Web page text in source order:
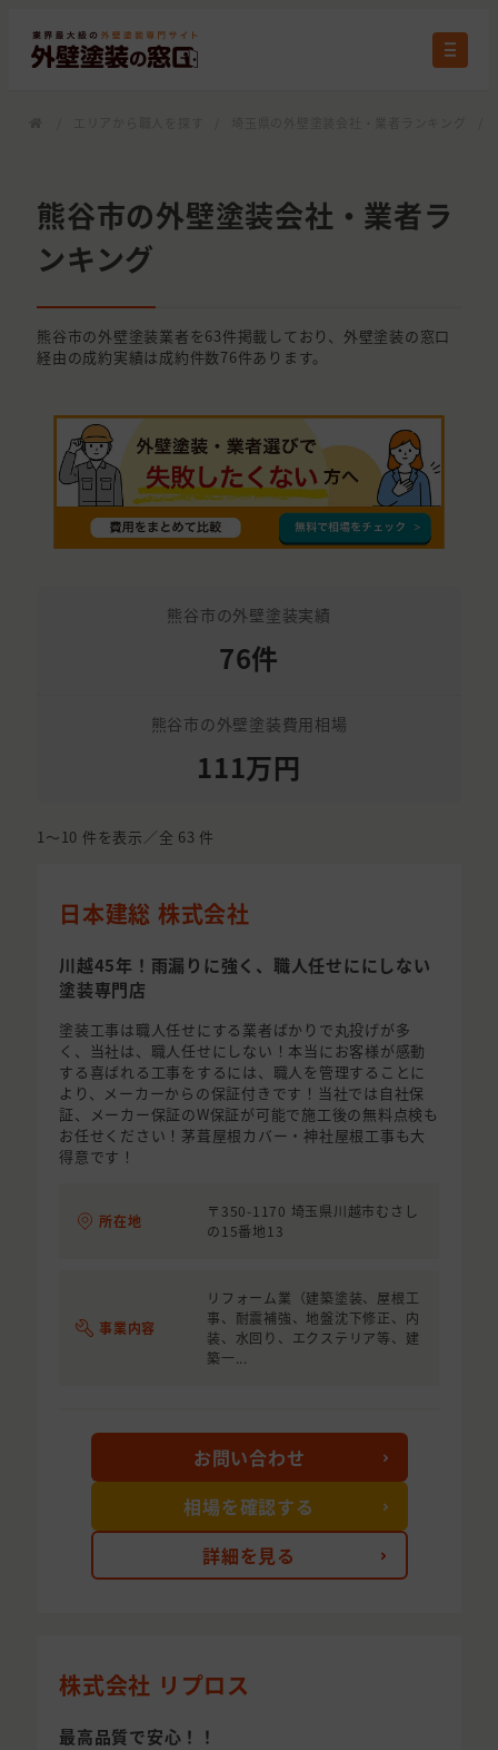
熊谷市の外壁塗装会社・業者ラ
ンキング
熊谷市の外壁塗装業者を63件掲載しており、外壁塗装の窓口
経由の成約実績は成約件数76件あります。
熊谷市の外壁塗装実績
76件
熊谷市の外壁塗装費用相場
111万円
1〜10 件を表示／全 63 件
日本建総 株式会社
川越45年！雨漏りに強く、職人任せににしない
塗装専門店
塗装工事は職人任せにする業者ばかりで丸投げが多
く、当社は、職人任せにしない！本当にお客様が感動
する喜ばれる工事をするには、職人を管理することに
より、メーカーからの保証付きです！当社では自社保
証、メーカー保証のW保証が可能で施工後の無料点検も
お任せください！茅葺屋根カバー・神社屋根工事も大
得意です！
所在地
〒350-1170 埼玉県川越市むさし
の15番地13
事業内容
リフォーム業（建築塗装、屋根工
事、耐震補強、地盤沈下修正、内
装、水回り、エクステリア等、建
築一...
詳細を見る
お問い合わせ
相場を確認する
株式会社 リプロス
最高品質で安心！！